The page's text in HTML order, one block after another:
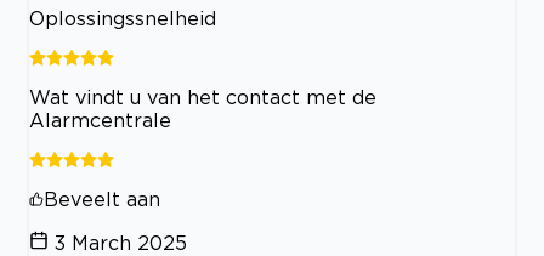
Oplossingssnelheid
Wat vindt u van het contact met de
Alarmcentrale
Beveelt aan
3 March 2025